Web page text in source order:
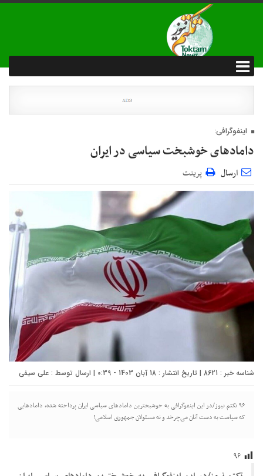
اینفوگرافی:
دامادهای خوشبخت سیاسی در ایران
ارسال پرینت
شناسه خبر : 8621 | تاریخ انتشار : 18 آبان 1403 - 0:39 | ارسال توسط : علی سیفی
۹۶ تکتم نیوز/در این اینفوگرافی به خوشبخترین دامادهای سیاسی ایران پرداخته شده، دامادهایی
که سیاست به دست آنان می‌چرخد و نه مسئولان جمهوری اسلامی!
۹۶